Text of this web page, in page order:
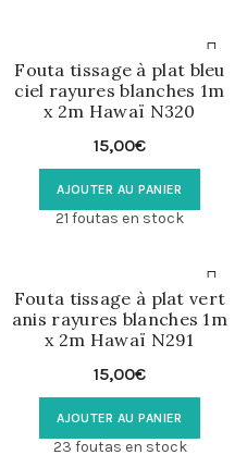
Fouta tissage à plat bleu
ciel rayures blanches 1m
x 2m Hawaï N320
15,00€
AJOUTER AU PANIER
21 foutas en stock
Fouta tissage à plat vert
anis rayures blanches 1m
x 2m Hawaï N291
15,00€
AJOUTER AU PANIER
23 foutas en stock